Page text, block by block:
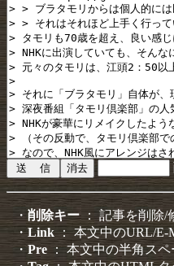
・ 削除キー： 記事を削除/
・Link： 本文中のURL/E-
・Pre ： 本文中の半角ス